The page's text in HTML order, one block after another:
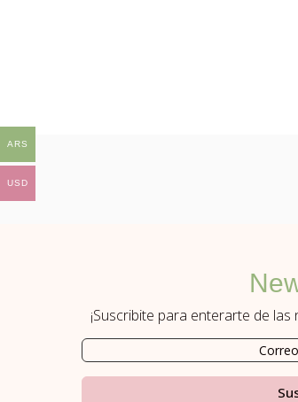
¡Suscribite para enterarte de
ARS
USD